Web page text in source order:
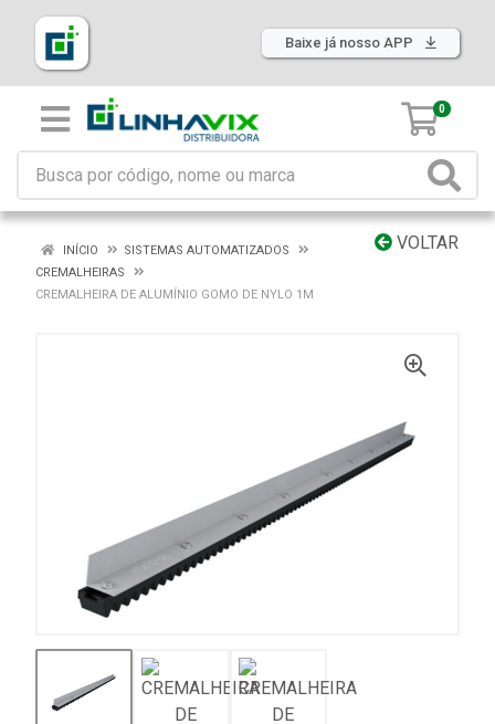
Baixe já nosso APP
0
VOLTAR
INÍCIO
SISTEMAS AUTOMATIZADOS
CREMALHEIRAS
CREMALHEIRA DE ALUMÍNIO GOMO DE NYLO 1M